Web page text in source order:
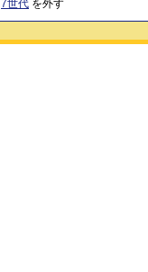
7世代 を外す